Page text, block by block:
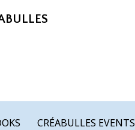
CRÉABULLES EVENTS